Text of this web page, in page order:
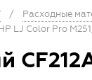
/ Расходные
LJ Color Pro